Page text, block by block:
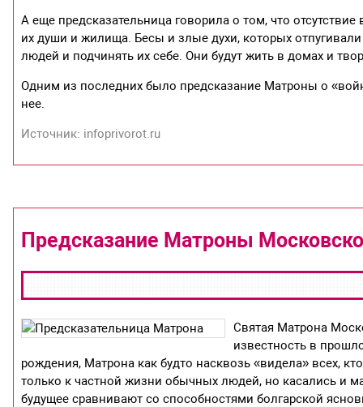
А еще предсказательница говорила о том, что
их души и жилища. Бесы и злые духи, которых
людей и подчинять их себе. Они будут жить в домах и
Одним из последних было предсказание Матроны о
нее.
Источник: infoprivorot.ru
Предсказание Матроны
Святая Матрона
известность в
рождения, Матрона как будто насквозь «видела» всех,
только к частной жизни обычных людей, но касались и
будущее сравнивают со способностями болгарской